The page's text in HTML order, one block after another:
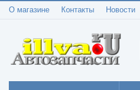
О магазине Контакты Новости
ВАЗ 2105 -
Жигули
(21)
ВАЗ 2106 -
Жигули
(21)